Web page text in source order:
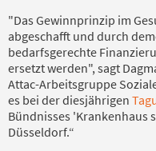
"Das Gewinnprinzip im
abgeschafft und durch
bedarfsgerechte
ersetzt werden", sagt
Attac-Arbeitsgruppe
es bei der diesjährigen
Bündnisses 'Krankenhaus
Düsseldorf.“